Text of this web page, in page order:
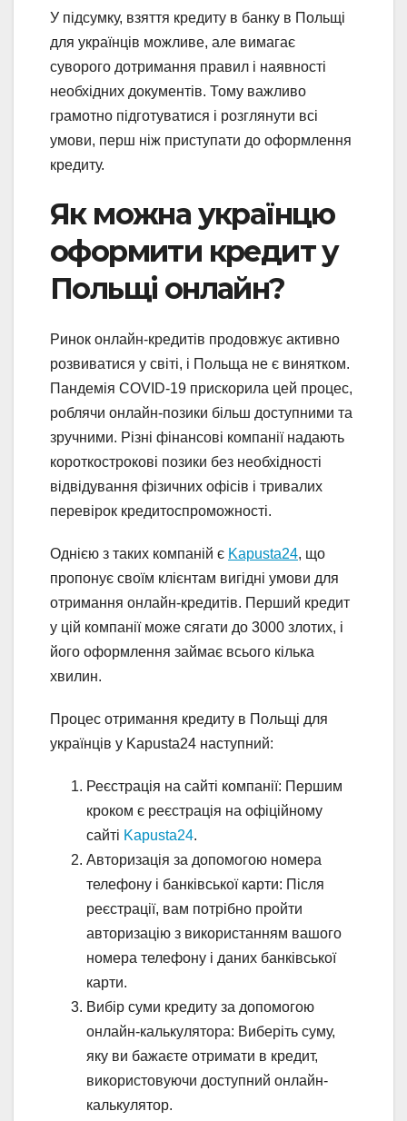
У підсумку, взяття кредиту в банку в Польщі
для українців можливе, але вимагає
суворого дотримання правил і наявності
необхідних документів. Тому важливо
грамотно підготуватися і розглянути всі
умови, перш ніж приступати до оформлення
кредиту.
Як можна українцю
оформити кредит у
Польщі онлайн?
Ринок онлайн-кредитів продовжує активно
розвиватися у світі, і Польща не є винятком.
Пандемія COVID-19 прискорила цей процес,
роблячи онлайн-позики більш доступними та
зручними. Різні фінансові компанії надають
короткострокові позики без необхідності
відвідування фізичних офісів і тривалих
перевірок кредитоспроможності.
Однією з таких компаній є Kapusta24, що
пропонує своїм клієнтам вигідні умови для
отримання онлайн-кредитів. Перший кредит
у цій компанії може сягати до 3000 злотих, і
його оформлення займає всього кілька
хвилин.
Процес отримання кредиту в Польщі для
українців у Kapusta24 наступний:
Реєстрація на сайті компанії: Першим
кроком є реєстрація на офіційному
сайті Kapusta24.
Авторизація за допомогою номера
телефону і банківської карти: Після
реєстрації, вам потрібно пройти
авторизацію з використанням вашого
номера телефону і даних банківської
карти.
Вибір суми кредиту за допомогою
онлайн-калькулятора: Виберіть суму,
яку ви бажаєте отримати в кредит,
використовуючи доступний онлайн-
калькулятор.